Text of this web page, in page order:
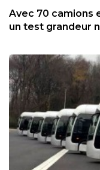
Avec 70 camions
un test grandeur